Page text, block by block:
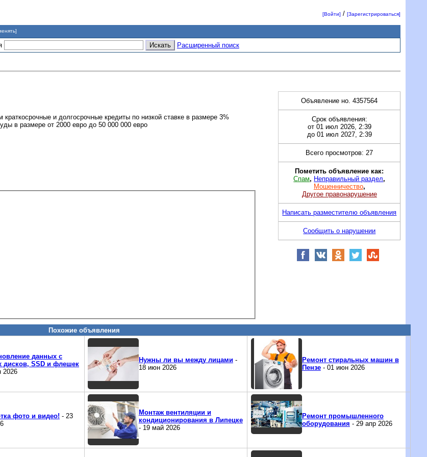
[Войти] /[Зарегистрироваться]
Расширенный поиск
и долгосрочные кредиты по низкой ставке в размере 3%
в размере от 2000 евро до 50 000 000 евро
Объявление но. 4357564
Срок объявления:
от 01 июл 2026, 2:39
до 01 июл 2027, 2:39
Всего просмотров: 27
Пометить объявление как:
Спам, Неправильный раздел,
Мошенничество,
Другое правонарушение
Написать разместителю объявления
Сообщить о нарушении
Похожие объявления
данных с
дисков, SSD и флешек
2026
Нужны ли вы между лицами-
18 июн 2026
Ремонт стиральных машин в
Пензе- 01 июн 2026
фото и видео! - 23
Монтаж вентиляции и
кондиционирования в Липецке
- 19 май 2026
Ремонт промышленного
оборудования - 29 апр 2026